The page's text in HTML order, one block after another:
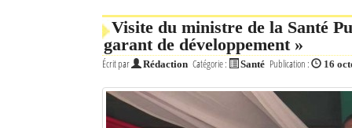
Visite du ministre de la Santé
garant de développement »
Écrit par Rédaction Catégorie : Santé Publication : 16